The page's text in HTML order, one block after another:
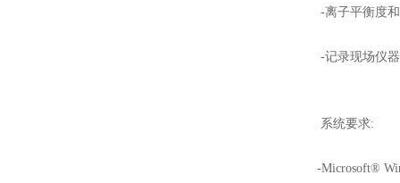
-离子平衡度和
-记录现场仪
系统要求:
-Microsoft®